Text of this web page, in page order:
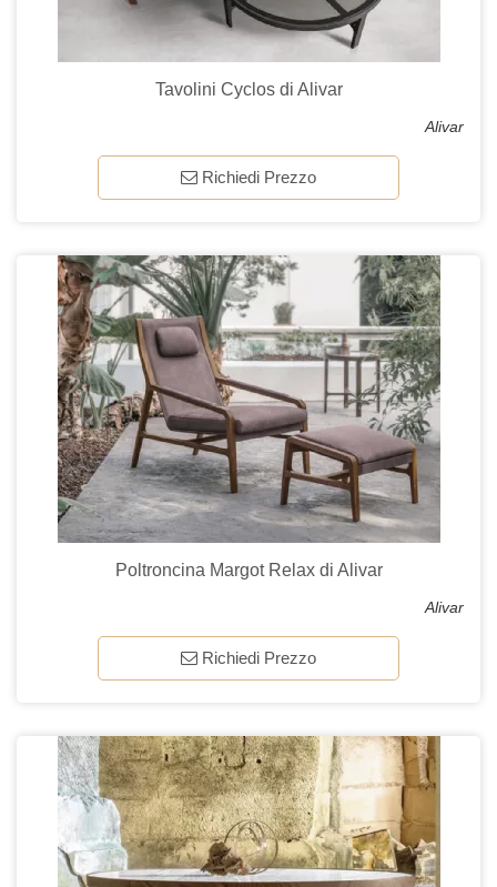
Tavolini Cyclos di Alivar
Alivar
Richiedi Prezzo
Poltroncina Margot Relax di Alivar
Alivar
Richiedi Prezzo